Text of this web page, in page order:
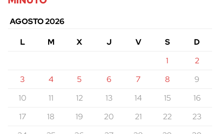
AGOSTO 2026
L
M X J V S
D
1
2
3
4 5 6 7 8
9
10
11 12 13 14 15
16
17
18 19 20 21 22
23